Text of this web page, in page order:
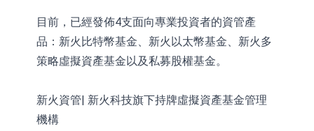
目前，已經發佈4支面向專業投資者的資管產
品：新火比特幣基金、新火以太幣基金、新火多
策略虛擬資產基金以及私募股權基金。
新火資管| 新火科技旗下持牌虛擬資產基金管理
機構